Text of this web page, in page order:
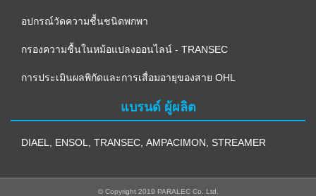
อปกรณ์วัดความชื้นชนิดพกพา
กรองความชื้นในหม้อแปลงออนไลน์ - TRANSEC
การประเมินผลพิกัดและการเสื่อมอายุของสาย OHL
แบรนด์ ผู้ผลิต
DIAEL ENSOL TRANSEC AMPACIMON STREAMER
© Copyright 2019 PARALEC Co. Ltd.